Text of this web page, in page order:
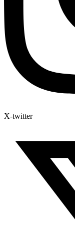
X-twitter